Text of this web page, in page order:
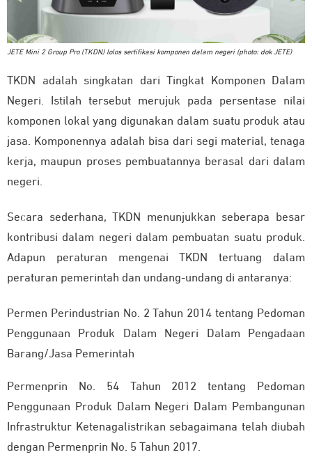
JETE Mini 2 Group Pro (TKDN) lolos sertifikasi komponen dalam negeri (photo: dok JETE)
TKDN adalah singkatan dari Tingkat Komponen Dalam
Negeri. Istilah tersebut merujuk pada persentase nilai
komponen lokal yang digunakan dalam suatu produk atau
jasa. Komponennya adalah bisa dari segi material, tenaga
kerja, maupun proses pembuatannya berasal dari dalam
negeri.
Secara sederhana, TKDN menunjukkan seberapa besar
kontribusi dalam negeri dalam pembuatan suatu produk.
Adapun peraturan mengenai TKDN tertuang dalam
peraturan pemerintah dan undang-undang di antaranya:
Permen Perindustrian No. 2 Tahun 2014 tentang Pedoman
Penggunaan Produk Dalam Negeri Dalam Pengadaan
Barang/Jasa Pemerintah
Permenprin No. 54 Tahun 2012 tentang Pedoman
Penggunaan Produk Dalam Negeri Dalam Pembangunan
Infrastruktur Ketenagalistrikan sebagaimana telah diubah
dengan Permenprin No. 5 Tahun 2017.